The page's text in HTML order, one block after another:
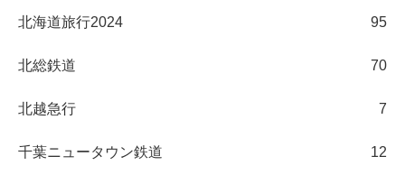
北海道旅行2024 95
北総鉄道 70
北越急行 7
千葉ニュータウン鉄道 12